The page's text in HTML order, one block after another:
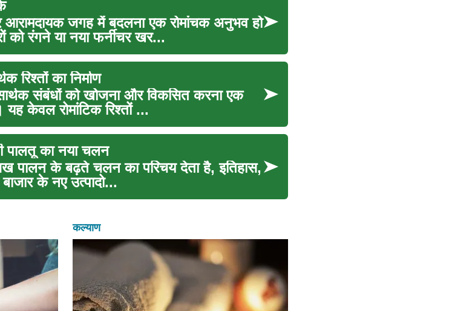
जगह में बदलना एक रोमांचक अनुभव हो
को रंगने या नया फर्नीचर खर...
रिश्तों का निर्माण
संबंधों को खोजना और विकसित करना एक
केवल रोमांटिक रिश्तों ...
पालतू का नया चलन
पालन के बढ़ते चलन का परिचय देता है, इतिहास,
के नए उत्पादो...
कल्याण